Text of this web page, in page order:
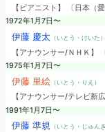
【ピアニスト】 〔日本（愛
1972年1月7日〜
伊藤 慶太（いとう・けいた）
【アナウンサー/ＮＨＫ】
1975年1月7日〜
伊藤 里絵（いとう・りえ）
【アナウンサー/テレビ新
1991年1月7日〜
伊藤 準規（いとう・じゅんき